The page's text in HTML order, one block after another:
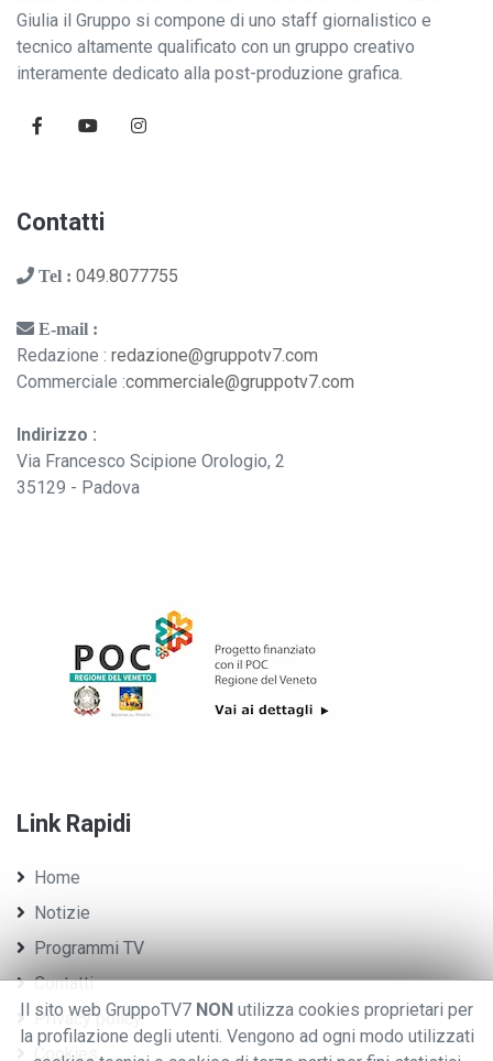
Giulia il Gruppo si compone di uno staff giornalistico e
tecnico altamente qualificato con un gruppo creativo
interamente dedicato alla post-produzione grafica.
Contatti
Tel : 049.8077755
E-mail :
Redazione : redazione@gruppotv7.com
Commerciale :commerciale@gruppotv7.com
Indirizzo :
Via Francesco Scipione Orologio, 2
35129 - Padova
Link Rapidi
Home
Notizie
Programmi TV
Contatti
Privacy policy
Cookies
Il sito web GruppoTV7 NON utilizza cookies proprietari per
la profilazione degli utenti. Vengono ad ogni modo utilizzati